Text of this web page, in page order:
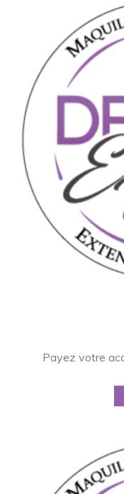
Payez votre